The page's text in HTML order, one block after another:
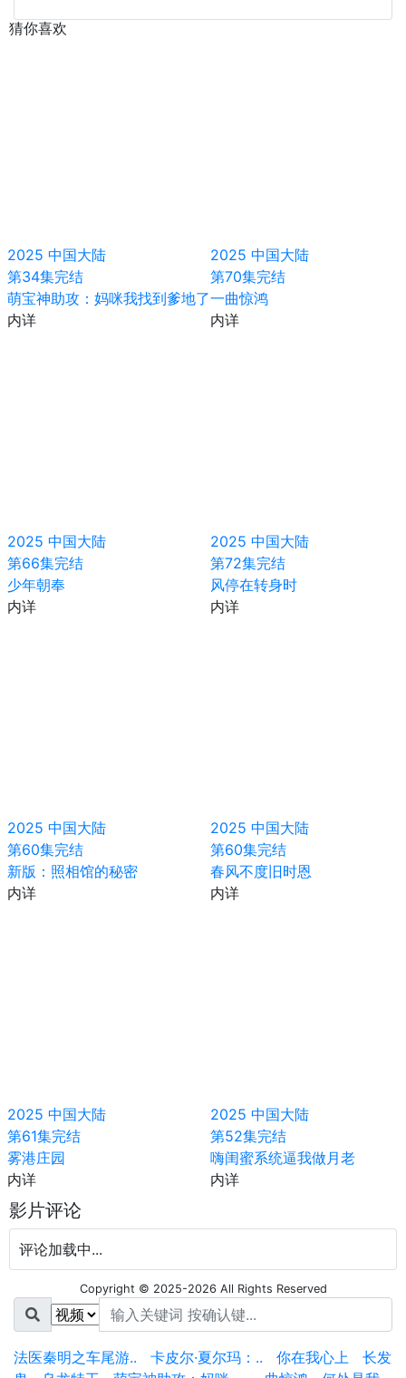
猜你喜欢
2025 中国大陆
第34集完结
萌宝神助攻：妈咪我找到爹地了
内详
2025 中国大陆
第70集完结
一曲惊鸿
内详
2025 中国大陆
第66集完结
少年朝奉
内详
2025 中国大陆
第72集完结
风停在转身时
内详
2025 中国大陆
第60集完结
新版：照相馆的秘密
内详
2025 中国大陆
第60集完结
春风不度旧时恩
内详
2025 中国大陆
第61集完结
雾港庄园
内详
2025 中国大陆
第52集完结
嗨闺蜜系统逼我做月老
内详
影片评论
评论加载中...
Copyright © 2025-2026 All Rights Reserved
法医秦明之车尾游.. 卡皮尔·夏尔玛：.. 你在我心上
长发